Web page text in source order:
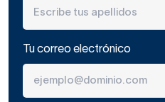
Tu correo electrónico